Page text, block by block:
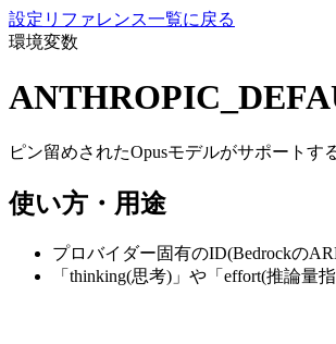
設定リファレンス一覧に戻る
環境変数
ピン留めされたOpusモデルがサポートす
使い方・用途
プロバイダー固有のID(Bedrockの
「thinking(思考)」や「effort(推論